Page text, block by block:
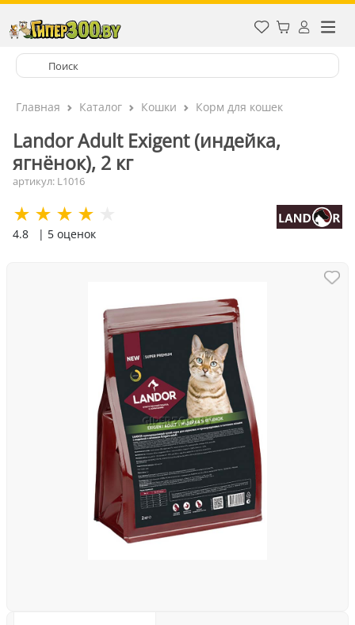
Главная Каталог Кошки Корм для кошек
Landor Adult Exigent (индейка,
ягнёнок), 2 кг
артикул: L1016
4.8 | 5 оценок